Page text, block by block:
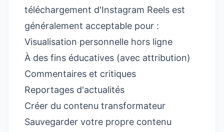
téléchargement d'Instagram Reels est
généralement acceptable pour :
Visualisation personnelle hors ligne
À des fins éducatives (avec attribution)
Commentaires et critiques
Reportages d'actualités
Créer du contenu transformateur
Sauvegarder votre propre contenu